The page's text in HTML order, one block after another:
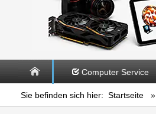
Computer Service
Sie befinden sich hier: Startseite »